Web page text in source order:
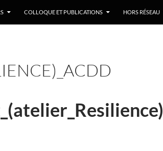
COLLOQUE ET PUBLICATIONS HORS RÉSEAU